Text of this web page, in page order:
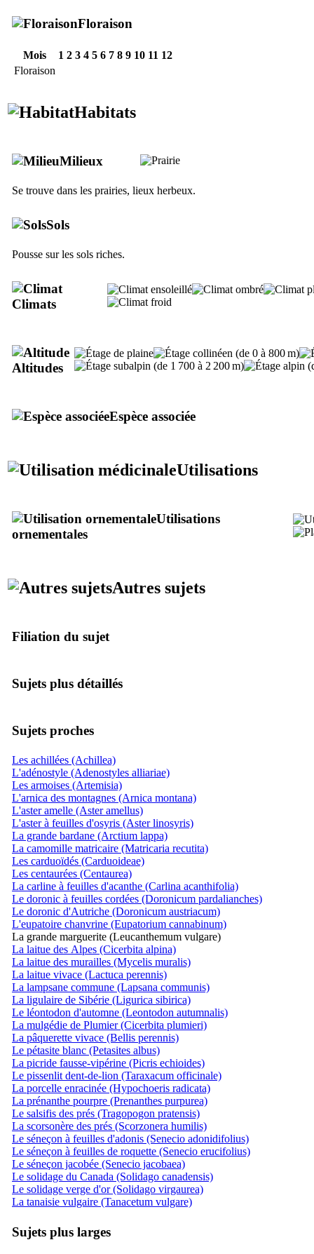
Floraison
Mois 1 2 3 4 5 6 7 8 9 10 11 12
Floraison
Habitats
Milieux
Se trouve dans les prairies, lieux herbeux.
Sols
Pousse sur les sols riches.
Climats
Altitudes
Espèce associée
Utilisations
Utilisations
ornementales
Autres sujets
Filiation du sujet
Sujets plus détaillés
Sujets proches
Les achillées (Achillea)
L'adénostyle (Adenostyles alliariae)
Les armoises (Artemisia)
L'arnica des montagnes (Arnica montana)
L'aster amelle (Aster amellus)
L'aster à feuilles d'osyris (Aster linosyris)
La grande bardane (Arctium lappa)
La camomille matricaire (Matricaria recutita)
Les carduoïdés (Carduoideae)
Les centaurées (Centaurea)
La carline à feuilles d'acanthe (Carlina acanthifolia)
Le doronic à feuilles cordées (Doronicum pardalianches)
Le doronic d'Autriche (Doronicum austriacum)
L'eupatoire chanvrine (Eupatorium cannabinum)
La grande marguerite (Leucanthemum vulgare)
La laitue des Alpes (Cicerbita alpina)
La laitue des murailles (Mycelis muralis)
La laitue vivace (Lactuca perennis)
La lampsane commune (Lapsana communis)
La ligulaire de Sibérie (Ligurica sibirica)
Le léontodon d'automne (Leontodon autumnalis)
La mulgédie de Plumier (Cicerbita plumieri)
La pâquerette vivace (Bellis perennis)
Le pétasite blanc (Petasites albus)
La picride fausse-vipérine (Picris echioides)
Le pissenlit dent-de-lion (Taraxacum officinale)
La porcelle enracinée (Hypochoeris radicata)
La prénanthe pourpre (Prenanthes purpurea)
Le salsifis des prés (Tragopogon pratensis)
La scorsonère des prés (Scorzonera humilis)
Le séneçon à feuilles d'adonis (Senecio adonidifolius)
Le séneçon à feuilles de roquette (Senecio erucifolius)
Le séneçon jacobée (Senecio jacobaea)
Le solidage du Canada (Solidago canadensis)
Le solidage verge d'or (Solidago virgaurea)
La tanaisie vulgaire (Tanacetum vulgare)
Sujets plus larges